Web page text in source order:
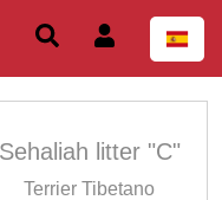
Sehaliah litter "C"
Terrier Tibetano